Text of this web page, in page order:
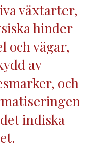
växtarter,
hinder
och vägar,
av
och
indiska